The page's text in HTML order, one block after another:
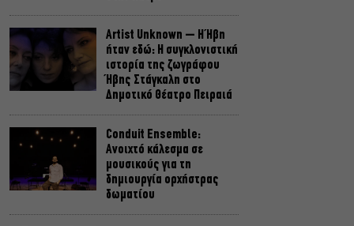
Artist Unknown – Η Ήβη
ήταν εδώ: Η συγκλονιστική
ιστορία της ζωγράφου
Ήβης Στάγκαλη στο
Δημοτικό Θέατρο Πειραιά
Conduit Ensemble:
Ανοιχτό κάλεσμα σε
μουσικούς για τη
δημιουργία ορχήστρας
δωματίου